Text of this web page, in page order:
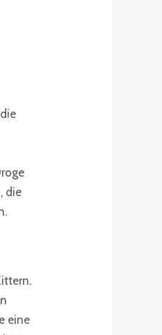
die
eine